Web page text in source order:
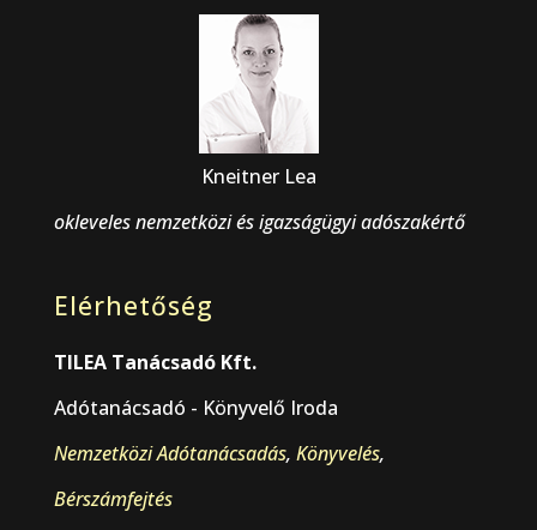
Kneitner Lea
okleveles nemzetközi és igazságügyi adószakértő
Elérhetőség
TILEA Tanácsadó Kft.
Adótanácsadó - Könyvelő Iroda
Nemzetközi Adótanácsadás, Könyvelés,
Bérszámfejtés